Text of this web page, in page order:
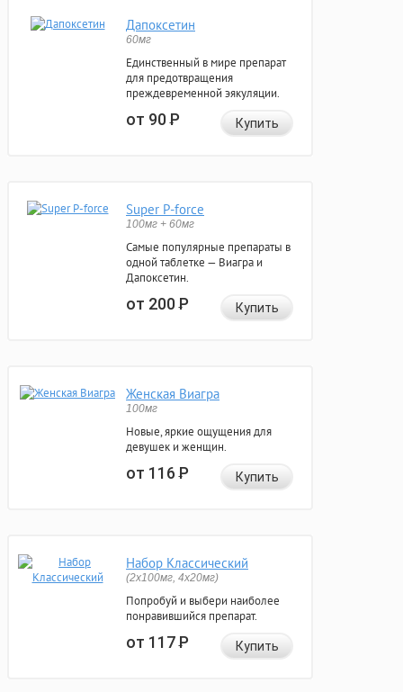
Дапоксетин
60мг
Единственный в мире препарат
для предотвращения
преждевременной эякуляции.
от 90Р Купить
Super P-force
100мг + 60мг
Самые популярные препараты в
одной таблетке — Виагра и
Дапоксетин.
от 200Р Купить
Женская Виагра
100мг
Новые, яркие ощущения для
девушек и женщин.
от 116Р Купить
Набор Классический
(2x100мг, 4x20мг)
Попробуй и выбери наиболее
понравившийся препарат.
от 117Р Купить